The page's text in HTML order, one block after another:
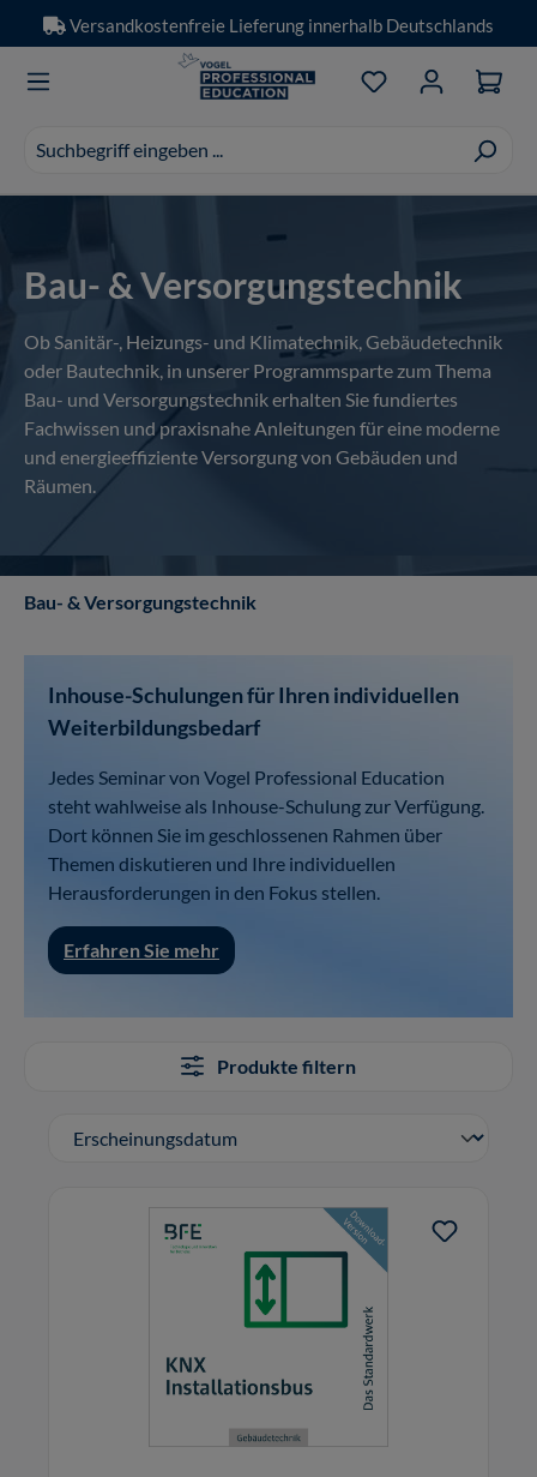
Zum Hauptinhalt springen
Versandkostenfreie Lieferung innerhalb Deutschlands
erscheinen
während
Du hast 0
Bau- & Versorgungstechnik
Ob Sanitär-, Heizungs- und Klimatechnik, Gebäudetechnik
oder Bautechnik, in unserer Programmsparte zum Thema
Bau- und Versorgungstechnik erhalten Sie fundiertes
Fachwissen und praxisnahe Anleitungen für eine moderne
und energieeffiziente Versorgung von Gebäuden und
Räumen.
Bau- & Versorgungstechnik
Inhouse-Schulungen für Ihren individuellen
Weiterbildungsbedarf
Jedes Seminar von Vogel Professional Education
steht wahlweise als Inhouse-Schulung zur Verfügung.
Dort können Sie im geschlossenen Rahmen über
Themen diskutieren und Ihre individuellen
Herausforderungen in den Fokus stellen.
Erfahren Sie mehr
Produkte filtern